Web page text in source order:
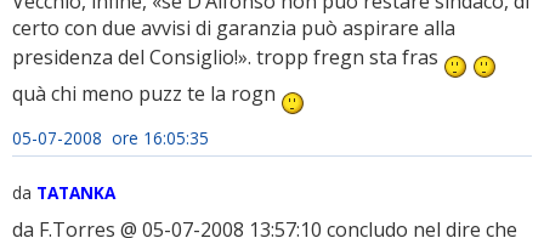
certo con due avvisi di garanzia può aspirare alla
presidenza del Consiglio!». tropp fregn sta fras
quà chi meno puzz te la rogn
05-07-2008 ore 16:05:35
da TATANKA
da F.Torres @ 05-07-2008 13:57:10 concludo nel dire che